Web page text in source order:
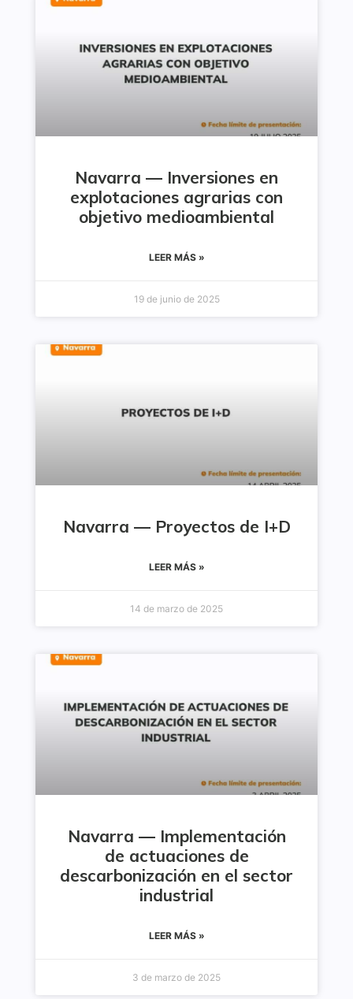
Navarra — Inversiones en
explotaciones agrarias con
objetivo medioambiental
LEER MÁS »
19 de junio de 2025
Navarra — Proyectos de I+D
LEER MÁS »
14 de marzo de 2025
Navarra — Implementación
de actuaciones de
descarbonización en el sector
industrial
LEER MÁS »
3 de marzo de 2025